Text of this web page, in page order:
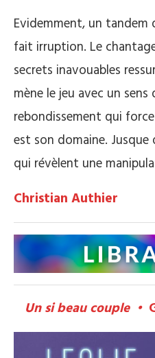
Evidemment, un tandem
fait irruption. Le
secrets inavouables
mène le jeu avec un
rebondissement qui
est son domaine. Jusque
qui révèlent une
Christian Authier
Un si beau couple •